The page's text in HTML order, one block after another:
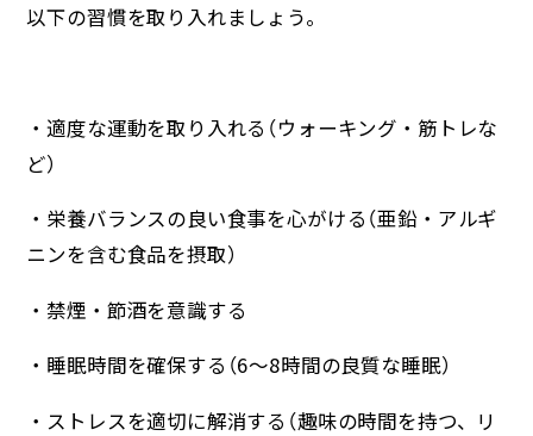
以下の習慣を取り入れましょう。
・適度な運動を取り入れる（ウォーキング・筋トレな
ど）
・栄養バランスの良い食事を心がける（亜鉛・アルギ
ニンを含む食品を摂取）
・禁煙・節酒を意識する
・睡眠時間を確保する（6〜8時間の良質な睡眠）
・ストレスを適切に解消する（趣味の時間を持つ、リ